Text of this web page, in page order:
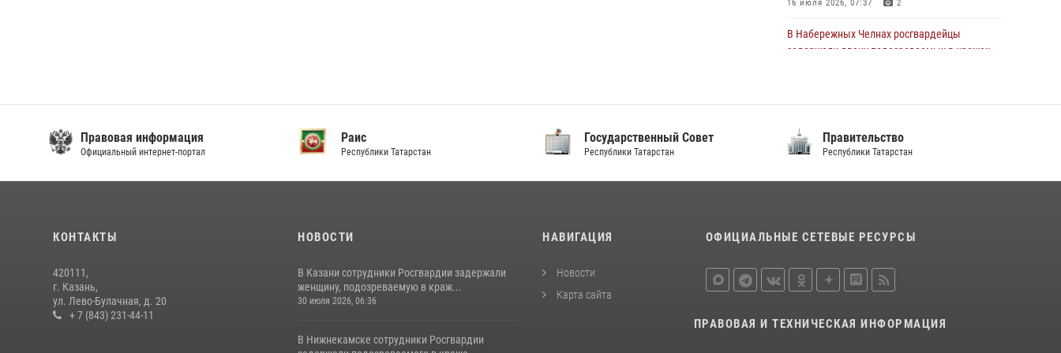
16 июля 2026, 07:37 2
В Набережных Челнах росгвардейцы
задержали двоих подозреваемых в кражах
Росгвардии поделился секретами своего
семейного счастья
Росгвардейцы рассказали казанцам о
карьерных возможностях в силовом
Правовая информация
Официальный интернет-портал
Раис
Республики Татарстан
Государственный Совет
Республики Татарстан
Правительство
Республики Татарстан
КОНТАКТЫ
420111,
г. Казань,
ул. Лево-Булачная, д. 20
+ 7 (843) 231-44-11
НОВОСТИ
В Казани сотрудники Росгвардии задержали
женщину, подозреваемую в краж...
30 июля 2026, 06:36
В Нижнекамске сотрудники Росгвардии
НАВИГАЦИЯ
Новости
Карта сайта
ОФИЦИАЛЬНЫЕ СЕТЕВЫЕ РЕСУРСЫ
ПРАВОВАЯ И ТЕХНИЧЕСКАЯ ИНФОРМАЦИЯ